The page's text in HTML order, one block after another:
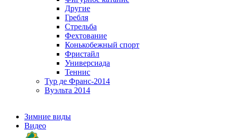
Другие
Гребля
Стрельба
Фехтование
Конькобежный спорт
Фристайл
Универсиада
Теннис
Тур де Франс-2014
Вуэльта 2014
Зимние виды
Видео